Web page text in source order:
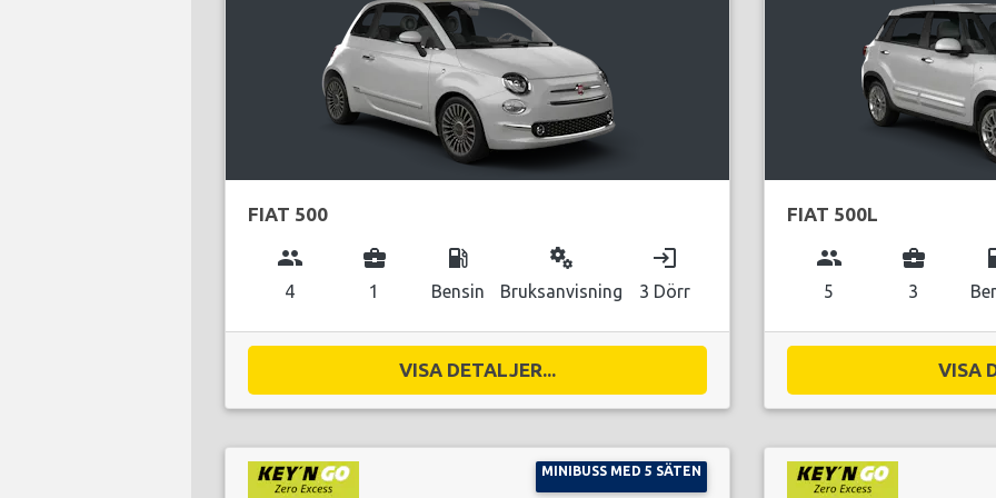
FIAT 500
group
4
business_center
1
local_gas_station
Bensin
miscellaneous_services
Bruksanvisning
login
3 Dörr
VISA DETALJER...
FIAT 500L
group
5
business_center
3
VISA
MINIBUSS MED 5 SÄTEN